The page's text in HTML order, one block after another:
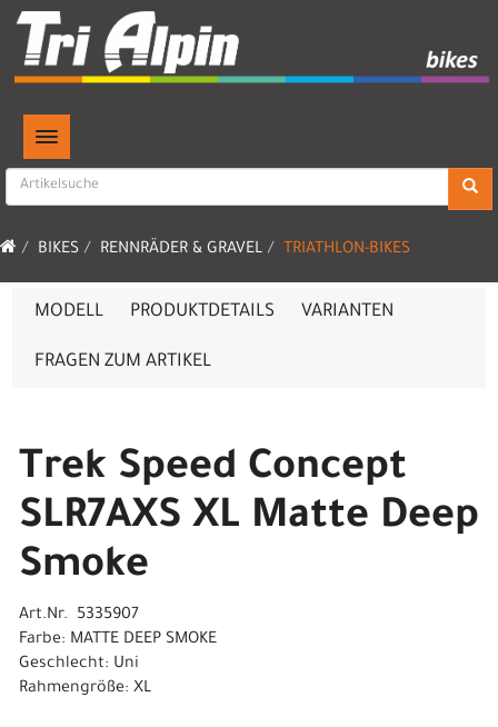
TOGGLE NAVIGATION
BIKES RENNRÄDER & GRAVEL TRIATHLON-BIKES
MODELL PRODUKTDETAILS VARIANTEN
FRAGEN ZUM ARTIKEL
Trek Speed Concept
SLR7AXS XL Matte Deep
Smoke
Art.Nr. 5335907
Farbe: MATTE DEEP SMOKE
Geschlecht: Uni
Rahmengröße: XL